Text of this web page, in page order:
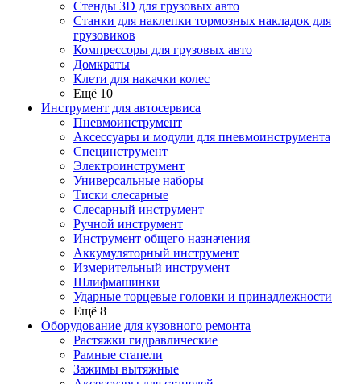
Стенды 3D для грузовых авто
Станки для наклепки тормозных накладок для
грузовиков
Компрессоры для грузовых авто
Домкраты
Клети для накачки колес
Ещё 10
Инструмент для автосервиса
Пневмоинструмент
Аксессуары и модули для пневмоинструмента
Специнструмент
Электроинструмент
Универсальные наборы
Тиски слесарные
Слесарный инструмент
Ручной инструмент
Инструмент общего назначения
Аккумуляторный инструмент
Измерительный инструмент
Шлифмашинки
Ударные торцевые головки и принадлежности
Ещё 8
Оборудование для кузовного ремонта
Растяжки гидравлические
Рамные стапели
Зажимы вытяжные